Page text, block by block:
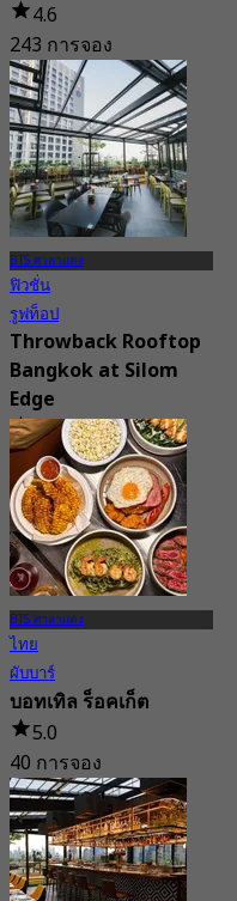
4.6
243 การจอง
จาก฿ 319
BTS ศาลาแดง
ฟิวชั่น
รูฟท็อป
Throwback Rooftop
Bangkok at Silom
Edge
4.7
1.1K การจอง
จาก฿ 397.5
BTS ศาลาแดง
ไทย
ผับบาร์
บอทเทิล ร็อคเก็ต
5.0
40 การจอง
จาก฿ 345